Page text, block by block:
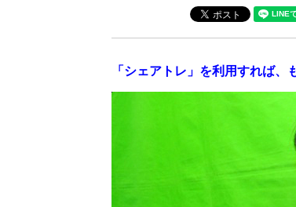
「シェアトレ」を利用すれば、